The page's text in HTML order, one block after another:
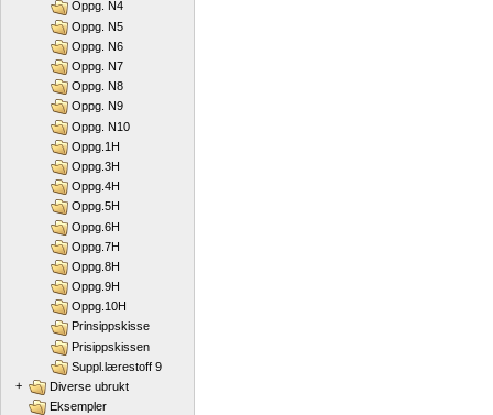
Oppg. N4
Oppg. N5
Oppg. N6
Oppg. N7
Oppg. N8
Oppg. N9
Oppg. N10
Oppg.1H
Oppg.3H
Oppg.4H
Oppg.5H
Oppg.6H
Oppg.7H
Oppg.8H
Oppg.9H
Oppg.10H
Prinsippskisse
Prisippskissen
Suppl.lærestoff 9
+
Diverse ubrukt
Eksempler